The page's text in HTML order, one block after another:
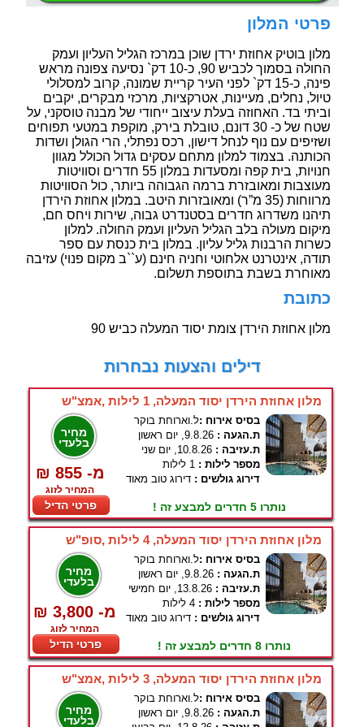
פרטי המלון
מלון בוטיק אחוזת ירדן שוכן במרכז הגליל העליון ועמק
החולה בסמוך לכביש 90, כ-10 דק` נסיעה צפונה מראש
פינה, כ-15 דק` לפני העיר קריית שמונה, קרוב למסלולי
טיול, נחלים, מעיינות, אטרקציות, מרכזי מבקרים, יקבים
וביתי בד. האחוזה בעלת עיצוב ייחודי של מבנה טוסקני, על
שטח של כ- 30 דונם, טובלת בירק, מוקפת במטעי תפוחים
ושזיפים עם נוף לנחל דישון, רכס נפתלי, הרי הגולן ושדות
הכותנה. בצמוד למלון מתחם עסקים גדול הכולל מגוון
חנויות, בית קפה ומסעדות במלון 55 חדרים וסוויטות
מעוצבות ומאובזרת ברמה הגבוהה ביותר, כול הסוויטות
מרווחות (35 מ”ר) ומאובזרות היטב. במלון אחוזת הירדן
תיהנו משדרוג חדרים בסטנדרט גבוה, שירות ויחס חם,
מיקום מעולה בלב הגליל העליון ועמק החולה. למלון
כשרות הרבנות גליל עליון. במלון בית כנסת עם ספר
תודה, אינטרנט אלחוטי וחניה חינם (ע``ב מקום פנוי) עזיבה
מאוחרת בשבת בתוספת תשלום.
כתובת
מלון אחוזת הירדן צומת יסוד המעלה כביש 90
דילים והצעות נבחרות
מלון אחוזת הירדן יסוד המעלה, 1 לילות ,אמצ"ש
מחיר
בלעדי
₪ 855 -מ
המחיר לזוג
פרטי הדיל
בסיס אירוח :ל.וארוחת בוקר
ת.הגעה : 9.8.26, יום ראשון
ת.עזיבה : 10.8.26, יום שני
מספר לילות : 1 לילות
דירוג גולשים : דירוג טוב מאוד
נותרו 5 חדרים למבצע זה !
מלון אחוזת הירדן יסוד המעלה, 4 לילות ,סופ"ש
מחיר
בלעדי
₪ 3,800 -מ
המחיר לזוג
פרטי הדיל
בסיס אירוח :ל.וארוחת בוקר
ת.הגעה : 9.8.26, יום ראשון
ת.עזיבה : 13.8.26, יום חמישי
מספר לילות : 4 לילות
דירוג גולשים : דירוג טוב מאוד
נותרו 8 חדרים למבצע זה !
מלון אחוזת הירדן יסוד המעלה, 3 לילות ,אמצ"ש
מחיר
בלעדי
בסיס אירוח :ל.וארוחת בוקר
ת.הגעה : 9.8.26, יום ראשון